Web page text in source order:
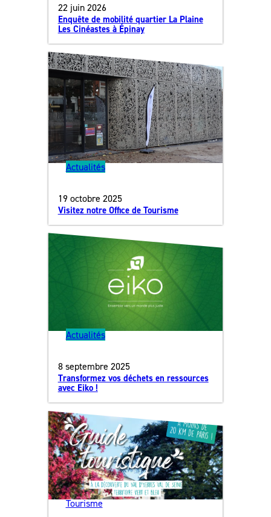
22 juin 2026
Enquête de mobilité quartier La Plaine
Les Cinéastes à Épinay
Actualités
19 octobre 2025
Visitez notre Office de Tourisme
Actualités
8 septembre 2025
Transformez vos déchets en ressources
avec Eiko !
Tourisme